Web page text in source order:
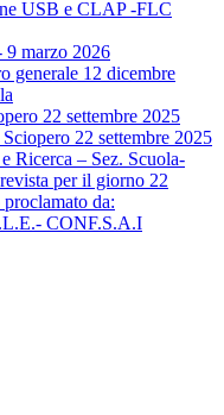
USB e CLAP -FLC
marzo 2026
generale 12 dicembre
22 settembre 2025
22 settembre 2025
Ricerca – Sez. Scuola-
per il giorno 22
da:
CONF.S.A.I